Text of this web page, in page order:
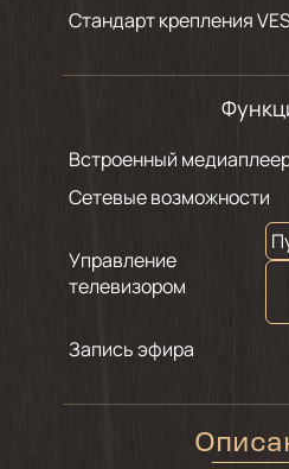
Стандарт крепления
Встроенный
Сетевые возможности
Управление
телевизором
Запись эфира